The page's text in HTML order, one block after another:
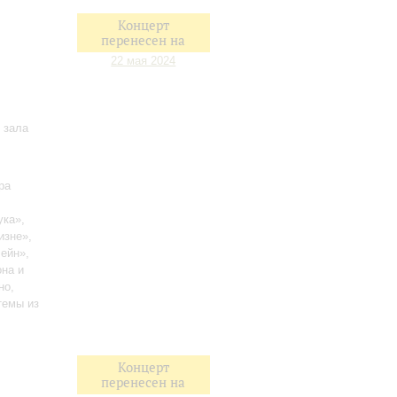
Концерт
перенесен на
22 мая 2024
и
из
Концерт
перенесен на